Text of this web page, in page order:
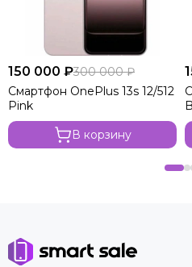
150 000 ₽300 000 ₽
Смартфон OnePlus 13s 12/512
Pink
В корзину